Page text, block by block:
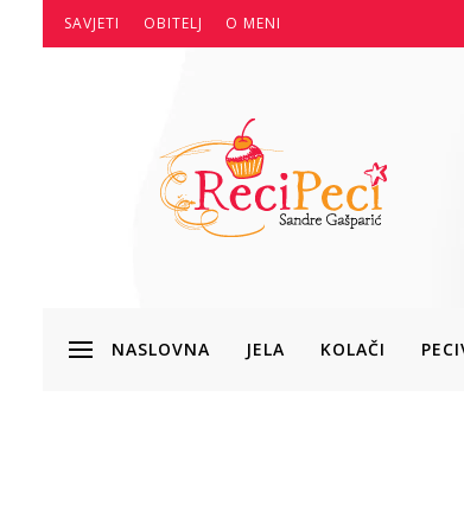
SAVJETI OBITELJ O MENI
NASLOVNA JELA KOLAČI